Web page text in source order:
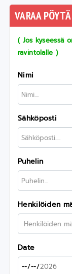
VARAA
( Jos kyseessä
ravintolalle )
Nimi
Sähköposti
Puhelin
Henkilöiden
Date